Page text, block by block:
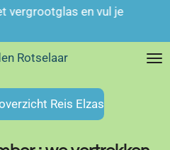
door erop te klikken
Reis Elzas